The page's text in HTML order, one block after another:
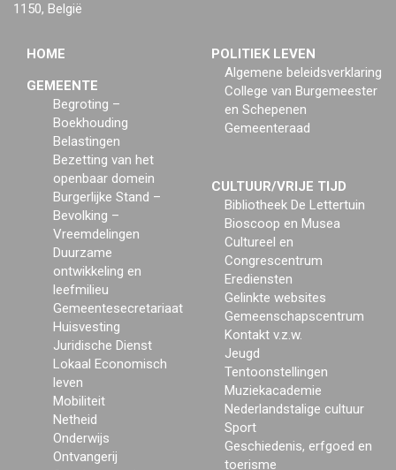
1150, België
HOME
GEMEENTE
Begroting –
Boekhouding
Belastingen
Bezetting van het
openbaar domein
Burgerlijke Stand –
Bevolking –
Vreemdelingen
Duurzame
ontwikkeling en
leefmilieu
Gemeentesecretariaat
Huisvesting
Juridische Dienst
Lokaal Economisch
leven
Mobiliteit
Netheid
Onderwijs
Ontvangerij
POLITIEK LEVEN
Algemene beleidsverklaring
College van Burgemeester
en Schepenen
Gemeenteraad
CULTUUR/VRIJE TIJD
Bibliotheek De Lettertuin
Bioscoop en Musea
Cultureel en
Congrescentrum
Erediensten
Gelinkte websites
Gemeenschapscentrum
Kontakt v.z.w.
Jeugd
Tentoonstellingen
Muziekacademie
Nederlandstalige cultuur
Sport
Geschiedenis, erfgoed en
toerisme